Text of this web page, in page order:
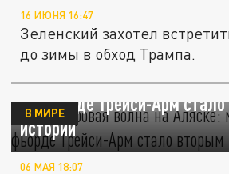
16 ИЮНЯ 16:47
Зеленский захотел
до зимы в обход Трампа.
500-метровая волна на
во фьорде Трейси-Арм
истории
В МИРЕ
06 МАЯ 18:07